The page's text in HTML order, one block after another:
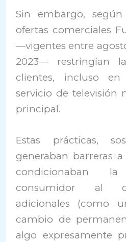
Sin embargo,
ofertas comerciales
—vigentes entre
2023— restringían
clientes, incluso
servicio de televisión
principal.
Estas prácticas,
generaban barreras
condicionaban
consumidor al
adicionales (como
cambio de
algo expresamente